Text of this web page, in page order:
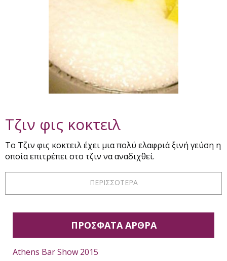
Τζιν φις κοκτειλ
Το Τζιν φις κοκτειλ έχει μια πολύ ελαφριά ξινή γεύση η
οποία επιτρέπει στο τζιν να αναδιχθεί.
ΠΕΡΙΣΣΟΤΕΡΑ
ΠΡΟΣΦΑΤΑ ΑΡΘΡΑ
Athens Bar Show 2015